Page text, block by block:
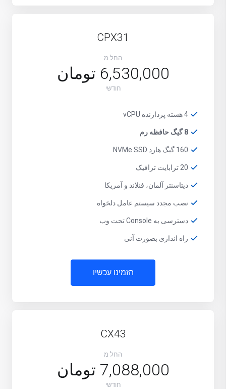
CPX31
החל מ
6,530,000 تومان
חודשי
4 هسته پردازنده vCPU
8 گیگ حافظه رم
160 گیگ هارد NVMe SSD
20 ترابایت ترافیک
دیتاسنتر آلمان، فنلاند و آمریکا
نصب مجدد سیستم عامل دلخواه
دسترسی به Console تحت وب
راه اندازی بصورت آنی
הזמינו עכשיו
CX43
החל מ
7,088,000 تومان
חודשי